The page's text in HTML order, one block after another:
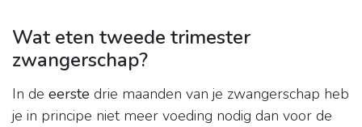
Wat eten tweede trimester
zwangerschap?
In de eerste drie maanden van je zwangerschap heb
je in principe niet meer voeding nodig dan voor de